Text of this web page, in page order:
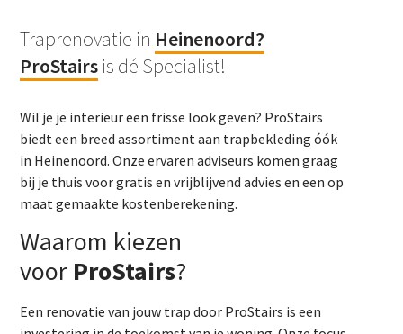
Traprenovatie in Heinenoord?
ProStairs is dé Specialist!
Wil je je interieur een frisse look geven? ProStairs
biedt een breed assortiment aan trapbekleding óók
in Heinenoord. Onze ervaren adviseurs komen graag
bij je thuis voor gratis en vrijblijvend advies en een op
maat gemaakte kostenberekening.
Waarom kiezen
voor ProStairs?
Een renovatie van jouw trap door ProStairs is een